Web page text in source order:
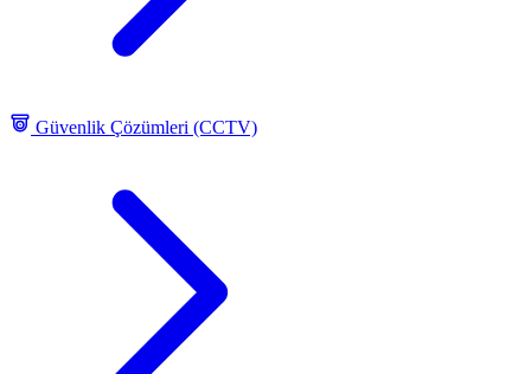
Güvenlik Çözümleri (CCTV)